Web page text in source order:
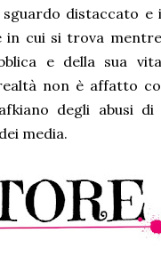
distaccato e
in cui si trova
e della sua
non è affatto
degli abusi
media.